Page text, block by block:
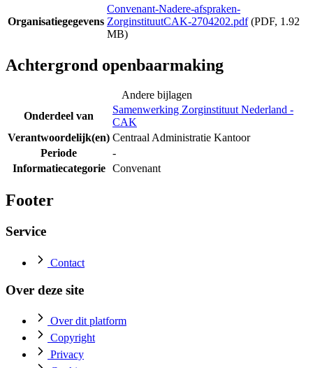
Organisatiegegevens
Convenant-Nadere-afspraken-
ZorginstituutCAK-2704202.pdf(PDF, 1.92
MB)
Achtergrond openbaarmaking
Andere bijlagen
Onderdeel van
Samenwerking Zorginstituut Nederland -
CAK
Verantwoordelijk(en) Centraal Administratie Kantoor
Periode
-
Informatiecategorie
Convenant
Footer
Service
Contact
Over deze site
Over dit platform
Copyright
Privacy